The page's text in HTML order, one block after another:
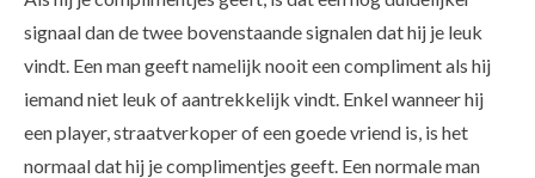
signaal dan de twee bovenstaande signalen dat hij je leuk
vindt. Een man geeft namelijk nooit een compliment als hij
iemand niet leuk of aantrekkelijk vindt. Enkel wanneer hij
een player, straatverkoper of een goede vriend is, is het
normaal dat hij je complimentjes geeft. Een normale man